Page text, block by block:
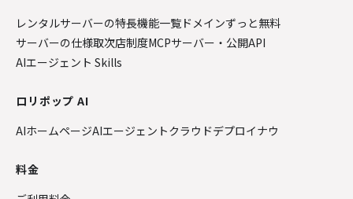
レンタルサーバーの特長機能一覧 ドメインずっと無料
サーバーの仕様取次店制度MCPサーバー・公開API
AIエージェント Skills
ロリポップ AI
AIホームページAIエージェントクラウドデプロイナウ
料金